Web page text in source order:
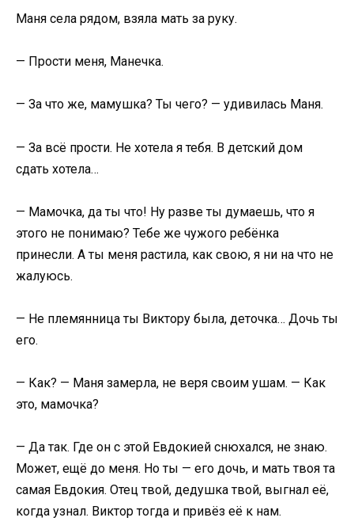
Маня села рядом, взяла мать за руку.
— Прости меня, Манечка.
— За что же, мамушка? Ты чего? — удивилась Маня.
— За всё прости. Не хотела я тебя. В детский дом
сдать хотела…
— Мамочка, да ты что! Ну разве ты думаешь, что я
этого не понимаю? Тебе же чужого ребёнка
принесли. А ты меня растила, как свою, я ни на что не
жалуюсь.
— Не племянница ты Виктору была, деточка… Дочь ты
его.
— Как? — Маня замерла, не веря своим ушам. — Как
это, мамочка?
— Да так. Где он с этой Евдокией снюхался, не знаю.
Может, ещё до меня. Но ты — его дочь, и мать твоя та
самая Евдокия. Отец твой, дедушка твой, выгнал её,
когда узнал. Виктор тогда и привёз её к нам.